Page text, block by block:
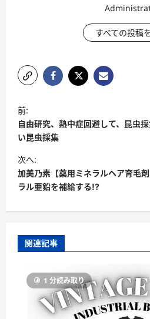
すべての投稿
投
稿
ナ
ビ
ゲ
ー
シ
ン
前:
自由研究、熱中症回避して、昆虫
い昆虫採集
次へ:
加美乃素【薬用ミネラルヘア育毛
ラル亜鉛を補給する!?
関連記事
1 分読み取り